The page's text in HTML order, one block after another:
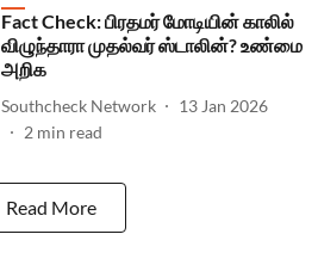
Fact Check: பிரதமர் மோடியின் காலில்
விழுந்தாரா முதல்வர் ஸ்டாலின்? உண்மை
அறிக
Southcheck Network
13 Jan 2026
2 min read
Read More